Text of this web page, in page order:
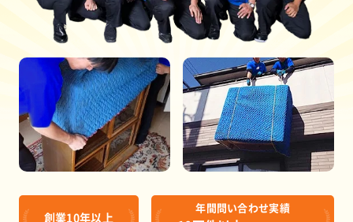
創業10年以上
年間問い合わせ実績